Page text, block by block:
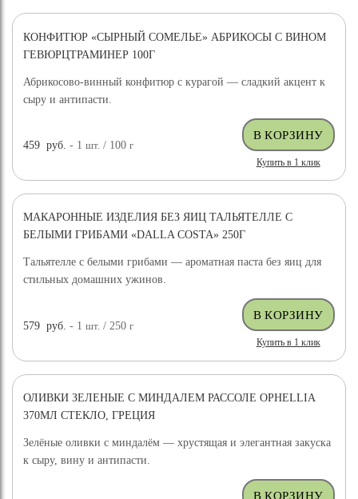
КОНФИТЮР «СЫРНЫЙ СОМЕЛЬЕ» АБРИКОСЫ С ВИНОМ
ГЕВЮРЦТРАМИНЕР 100Г
Абрикосово-винный конфитюр с курагой — сладкий акцент к
сыру и антипасти.
459 руб. - 1шт. / 100г
Купить в 1 клик
МАКАРОННЫЕ ИЗДЕЛИЯ БЕЗ ЯИЦ ТАЛЬЯТЕЛЛЕ С
БЕЛЫМИ ГРИБАМИ «DALLA COSTA» 250Г
Тальятелле с белыми грибами — ароматная паста без яиц для
стильных домашних ужинов.
579 руб. - 1шт. / 250г
Купить в 1 клик
ОЛИВКИ ЗЕЛЕНЫЕ С МИНДАЛЕМ РАССОЛЕ OPHELLIA
370МЛ СТЕКЛО, ГРЕЦИЯ
Зелёные оливки с миндалём — хрустящая и элегантная закуска
к сыру, вину и антипасти.